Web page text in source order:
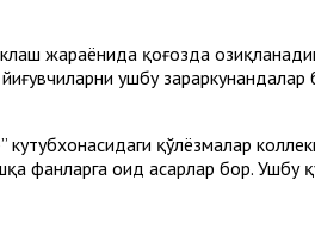
жараёнида қоғозда
йиғувчиларни ушбу
кутубхонасидаги қўлёзмалар
фанларга оид асарлар бор. Ушбу